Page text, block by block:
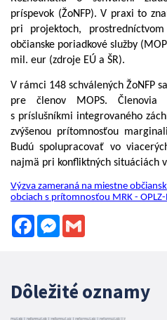
príspevok (ŽoNFP). V praxi to
pri projektoch,
občianske poriadkové služby
mil. eur (zdroje EÚ a ŠR).
V rámci 148 schválených ŽoNFP
pre členov MOPS. Členovia
s príslušníkmi integrovaného
zvýšenou prítomnosťou
Budú spolupracovať vo
najmä pri konfliktných situáciách
Výzva zameraná na miestne
obciach s prítomnosťou MRK -
FacebookMessenger
Dôležité oznamy